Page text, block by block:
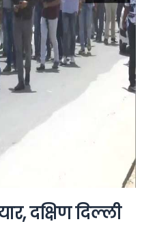
दक्षिण दिल्ली